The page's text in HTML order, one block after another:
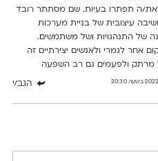
את/ה תפתרו בעיות. שם מסתתר רובד
עיצובית של בניית מערכות
של התנהגויות ושל משתמשים.
אחר לגמרי ולאנשים יצירתיים זה
מרתק ולפעמים גם רב השפעה
הגב/י